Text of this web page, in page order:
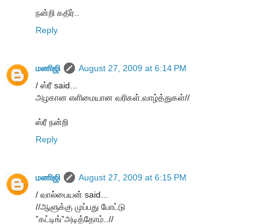
நன்றி கதிர்..
Reply
மணிஜி
August 27, 2009 at 6:14 PM
/ ஸ்ரீ said...
அழகான எளிமையான வரிகள்.வாழ்த்துகள்//
ஸ்ரீ நன்றி
Reply
மணிஜி
August 27, 2009 at 6:15 PM
/ வால்பையன் said...
//ஆளுக்கு முப்பது போட்டு
”கட்டிங்”அடித்தோம்..//